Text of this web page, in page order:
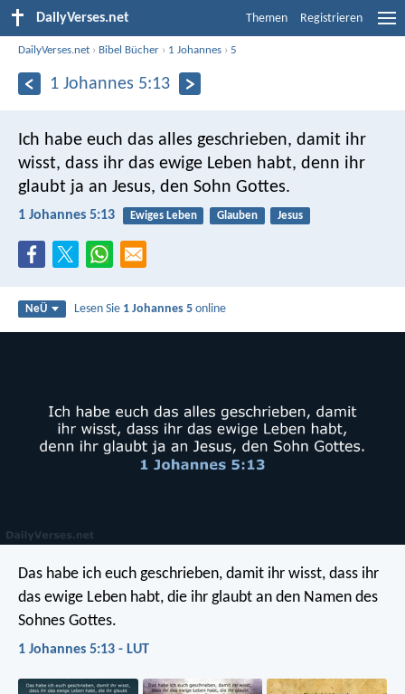
DailyVerses.net Themen Registrieren
DailyVerses.net › Bibel Bücher › 1 Johannes ›5
1 Johannes 5:13
Ich habe euch das alles geschrieben, damit ihr
wisst, dass ihr das ewige Leben habt, denn ihr
glaubt ja an Jesus, den Sohn Gottes.
1 Johannes 5:13 Ewiges Leben Glauben Jesus
NeÜ Lesen Sie 1 Johannes 5 online
Das habe ich euch geschrieben, damit ihr wisst, dass ihr
das ewige Leben habt, die ihr glaubt an den Namen des
Sohnes Gottes.
1 Johannes 5:13 - LUT